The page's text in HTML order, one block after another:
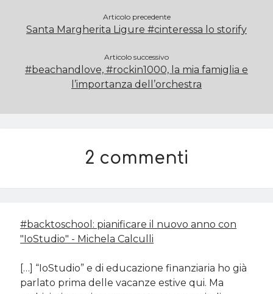
Articolo precedente
Santa Margherita Ligure #cinteressa lo storify
Articolo successivo
#beachandlove, #rockin1000, la mia famiglia e
l’importanza dell’orchestra
2 commenti
#backtoschool: pianificare il nuovo anno con
"IoStudio" - Michela Calculli
[…] “IoStudio” e di educazione finanziaria ho già
parlato prima delle vacanze estive qui. Ma